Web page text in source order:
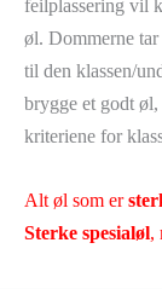
feilplassering vil
øl. Dommerne
til den klassen/
brygge et godt øl,
kriteriene for
Alt øl som er
Sterke spesialøl,